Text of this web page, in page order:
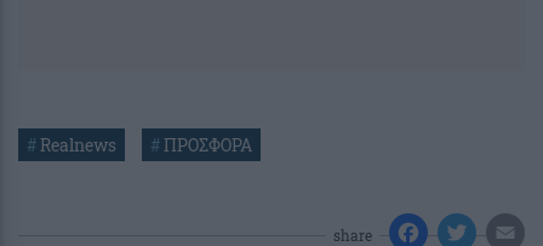
#Realnews #ΠΡΟΣΦΟΡΑ
share